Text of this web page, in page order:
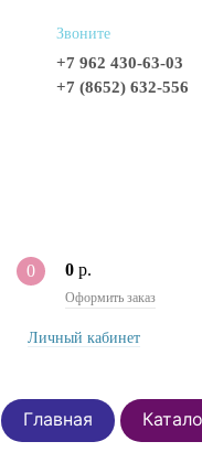
Звоните
+7 962 430-63-03
+7 (8652) 632-556
0 0 р.
Оформить заказ
Личный кабинет
Главная